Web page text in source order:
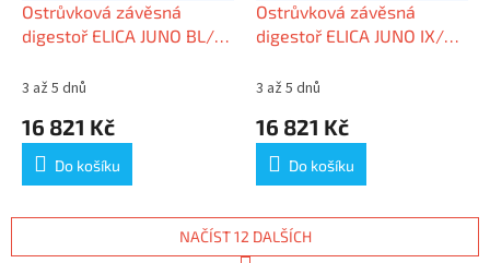
Ostrůvková závěsná
digestoř ELICA JUNO BL/F
3 až 5 dnů
16 821 Kč
Do košíku
Ostrůvková závěsná
digestoř ELICA JUNO IX/F
3 až 5 dnů
16 821 Kč
Do košíku
NAČÍST 12 DALŠÍCH